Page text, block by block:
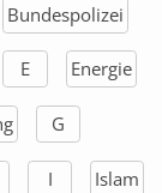
Bundespolizei
E Energie
G
I Islam